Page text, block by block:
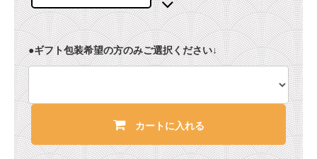
●ギフト包装希望の方のみご選択ください↓
カートに入れる